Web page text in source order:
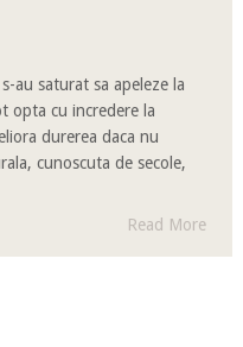
au saturat sa apeleze la
opta cu incredere la
durerea daca nu
cunoscuta de secole,
Read More